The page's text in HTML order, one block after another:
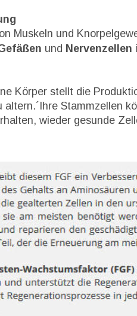
Muskeln und
und Nervenzellen
Körper stellt die
altern.´Ihre Stammzellen
wieder gesunde